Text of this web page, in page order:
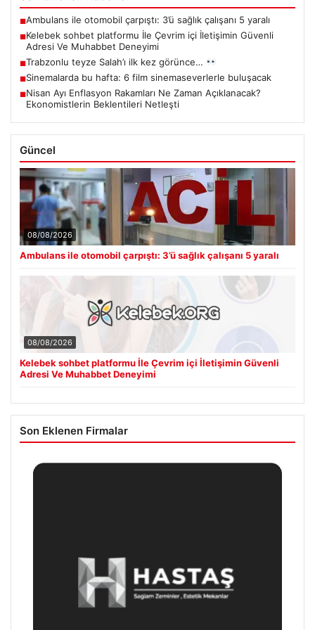
■Ambulans ile otomobil çarpıştı: 3’ü sağlık çalışanı 5 yaralı
■Kelebek sohbet platformu İle Çevrim içi İletişimin Güvenli
Adresi Ve Muhabbet Deneyimi
■Trabzonlu teyze Salah’ı ilk kez görünce…
■Sinemalarda bu hafta: 6 film sinemaseverlerle buluşacak
■Nisan Ayı Enflasyon Rakamları Ne Zaman Açıklanacak?
Ekonomistlerin Beklentileri Netleşti
Güncel
08/08/2026
Ambulans ile otomobil çarpıştı: 3’ü sağlık çalışanı 5 yaralı
08/08/2026
Kelebek sohbet platformu İle Çevrim içi İletişimin Güvenli
Adresi Ve Muhabbet Deneyimi
Son Eklenen Firmalar